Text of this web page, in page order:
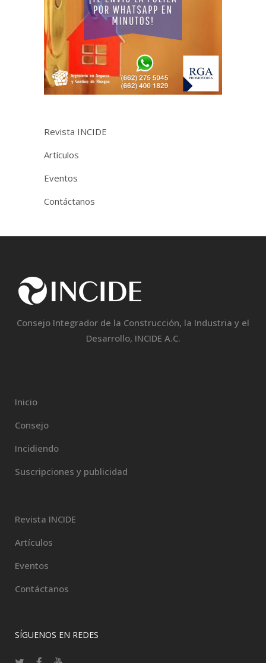
Revista INCIDE
Artículos
Eventos
Contáctanos
Consejo Integrador de la Construcción, la Industria y el
Desarrollo, INCIDE A.C.
Inicio
Consejo
Incidiendo
Suscripciones y publicidad
Revista INCIDE
Artículos
Eventos
Contáctanos
SÍGUENOS EN REDES